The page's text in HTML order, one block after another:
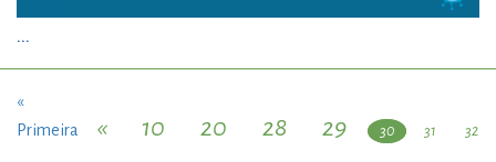
...
«
Primeira
« 10 20 28 29 30 31 32